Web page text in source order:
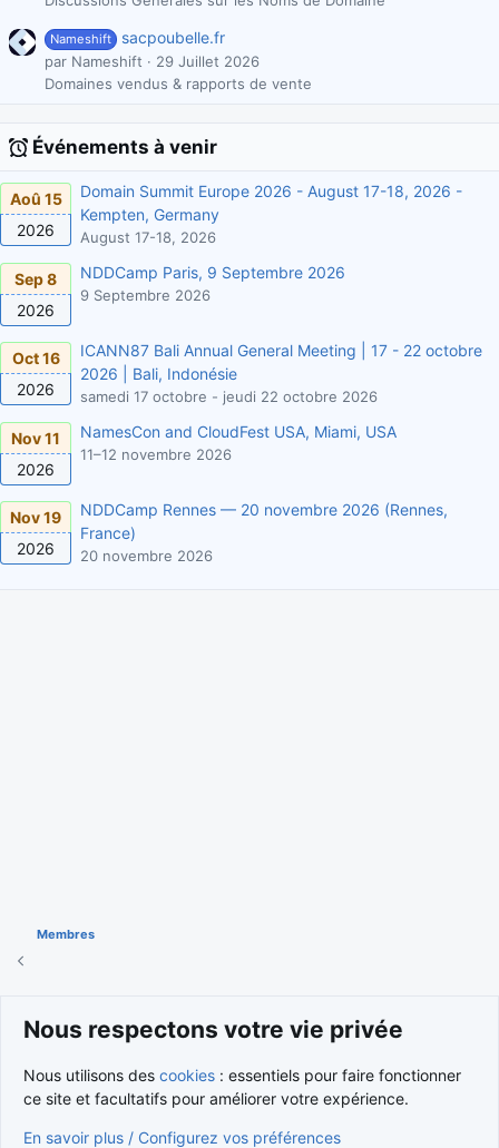
Nameshift sacpoubelle.fr
par Nameshift
29 Juillet 2026
Domaines vendus & rapports de vente
Événements à venir
Aoû 15
2026
Domain Summit Europe 2026 - August 17-18, 2026 -
Kempten, Germany
August 17-18, 2026
Sep 8
2026
NDDCamp Paris, 9 Septembre 2026
9 Septembre 2026
Oct 16
2026
ICANN87 Bali Annual General Meeting | 17 - 22 octobre
2026 | Bali, Indonésie
samedi 17 octobre - jeudi 22 octobre 2026
Nov 11
2026
NamesCon and CloudFest USA, Miami, USA
11–12 novembre 2026
Nov 19
2026
NDDCamp Rennes — 20 novembre 2026 (Rennes,
France)
20 novembre 2026
Membres
Cookies
Politique de confidentialité
Aide Accueil
R
S
S
Traduction française parXenForo FR|Media embeds via s9e/MediaSites
Nous respectons votre vie privée
Nous utilisons des cookies : essentiels pour faire fonctionner
ce site et facultatifs pour améliorer votre expérience.
En savoir plus / Configurez vos préférences